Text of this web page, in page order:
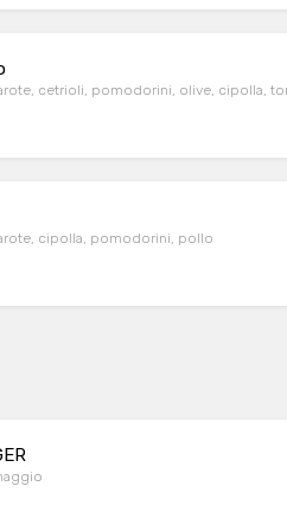
cetrioli, pomodorini, olive, cipolla,
cipolla, pomodorini, pollo